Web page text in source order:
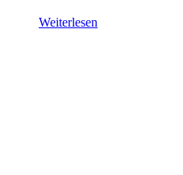
Weiterlesen